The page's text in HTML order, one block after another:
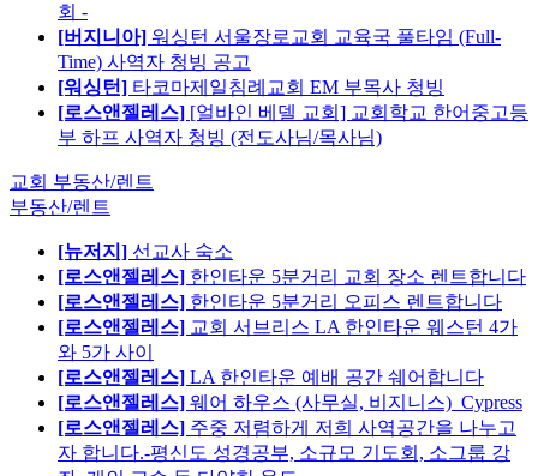
회 -
[버지니아] 워싱턴 서울장로교회 교육국 풀타임 (Full-
Time) 사역자 청빙 공고
[워싱턴] 타코마제일침례교회 EM 부목사 청빙
[로스앤젤레스] [얼바인 베델 교회] 교회학교 한어중고등
부 하프 사역자 청빙 (전도사님/목사님)
교회 부동산/렌트
부동산/렌트
[뉴저지] 선교사 숙소
[로스앤젤레스] 한인타운 5분거리 교회 장소 렌트합니다
[로스앤젤레스] 한인타운 5분거리 오피스 렌트합니다
[로스앤젤레스] 교회 서브리스 LA 한인타운 웨스턴 4가
와 5가 사이
[로스앤젤레스] LA 한인타운 예배 공간 쉐어합니다
[로스앤젤레스] 웨어 하우스 (사무실, 비지니스)_Cypress
[로스앤젤레스] 주중 저렴하게 저희 사역공간을 나누고
자 합니다.-평신도 성경공부, 소규모 기도회, 소그룹 강